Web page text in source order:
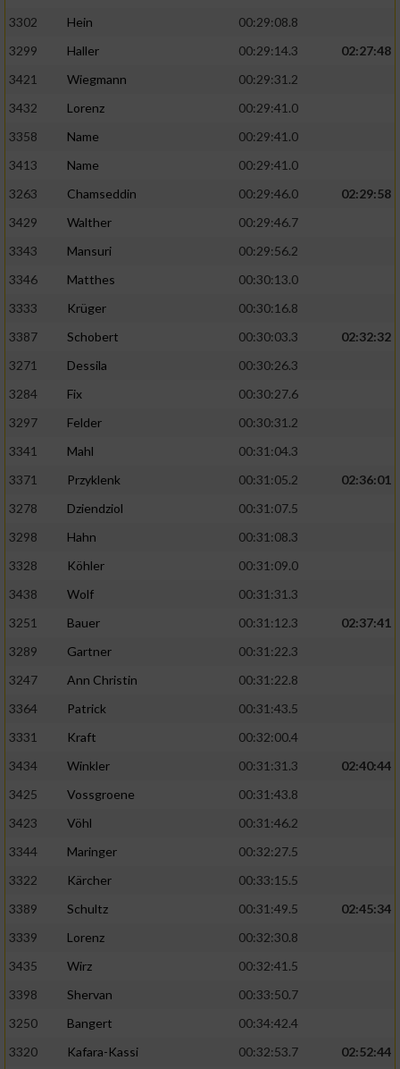
3302
Hein
00:29:08.8
3299
Haller 00:29:14.3
02:27:48
3421
Wiegmann
00:29:31.2
3432
Lorenz
00:29:41.0
3358
Name
00:29:41.0
3413
Name
00:29:41.0
3263
Chamseddin 00:29:46.0
02:29:58
3429
Walther
00:29:46.7
3343
Mansuri
00:29:56.2
3346
Matthes
00:30:13.0
3333
Krüger
00:30:16.8
3387
Schobert 00:30:03.3
02:32:32
3271
Dessila
00:30:26.3
3284
Fix
00:30:27.6
3297
Felder
00:30:31.2
3341
Mahl
00:31:04.3
3371
Przyklenk 00:31:05.2
02:36:01
3278
Dziendziol
00:31:07.5
3298
Hahn
00:31:08.3
3328
Köhler
00:31:09.0
3438
Wolf
00:31:31.3
3251
Bauer 00:31:12.3
02:37:41
3289
Gartner
00:31:22.3
3247
Ann Christin
00:31:22.8
3364
Patrick
00:31:43.5
3331
Kraft
00:32:00.4
3434
Winkler 00:31:31.3
02:40:44
3425
Vossgroene
00:31:43.8
3423
Vöhl
00:31:46.2
3344
Maringer
00:32:27.5
3322
Kärcher
00:33:15.5
3389
Schultz 00:31:49.5
02:45:34
3339
Lorenz
00:32:30.8
3435
Wirz
00:32:41.5
3398
Shervan
00:33:50.7
3250
Bangert
00:34:42.4
3320
Kafara-Kassi 00:32:53.7
02:52:44